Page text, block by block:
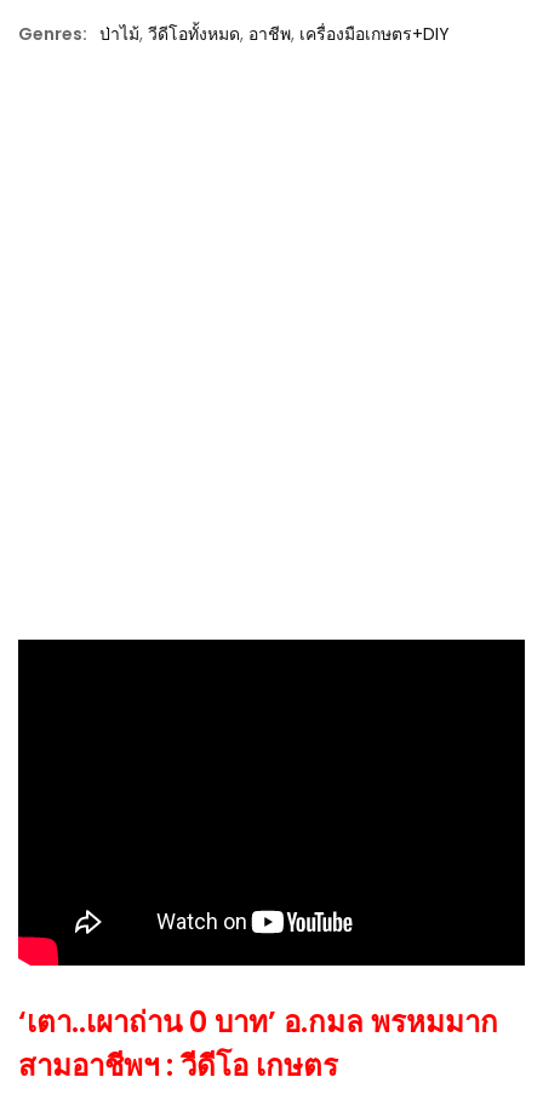
Genres: ป่าไม้, วีดีโอทั้งหมด, อาชีพ, เครื่องมือเกษตร+DIY
‘เตา..เผาถ่าน 0 บาท’ อ.กมล พรหมมาก
สามอาชีพฯ : วีดีโอ เกษตร